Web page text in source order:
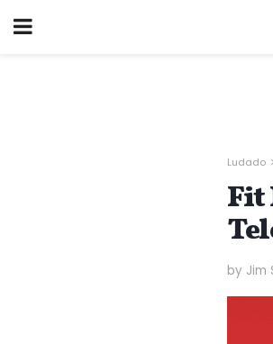
Ludado
Fit
by Jim